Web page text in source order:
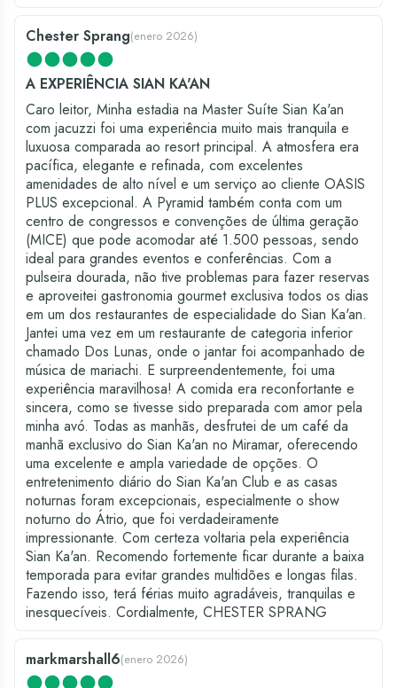
Chester Sprang(enero 2026)
A EXPERIÊNCIA SIAN KA'AN
Caro leitor, Minha estadia na Master Suíte Sian Ka'an
com jacuzzi foi uma experiência muito mais tranquila e
luxuosa comparada ao resort principal. A atmosfera era
pacífica, elegante e refinada, com excelentes
amenidades de alto nível e um serviço ao cliente OASIS
PLUS excepcional. A Pyramid também conta com um
centro de congressos e convenções de última geração
(MICE) que pode acomodar até 1.500 pessoas, sendo
ideal para grandes eventos e conferências. Com a
pulseira dourada, não tive problemas para fazer reservas
e aproveitei gastronomia gourmet exclusiva todos os dias
em um dos restaurantes de especialidade do Sian Ka'an.
Jantei uma vez em um restaurante de categoria inferior
chamado Dos Lunas, onde o jantar foi acompanhado de
música de mariachi. E surpreendentemente, foi uma
experiência maravilhosa! A comida era reconfortante e
sincera, como se tivesse sido preparada com amor pela
minha avó. Todas as manhãs, desfrutei de um café da
manhã exclusivo do Sian Ka'an no Miramar, oferecendo
uma excelente e ampla variedade de opções. O
entretenimento diário do Sian Ka'an Club e as casas
noturnas foram excepcionais, especialmente o show
noturno do Átrio, que foi verdadeiramente
impressionante. Com certeza voltaria pela experiência
Sian Ka'an. Recomendo fortemente ficar durante a baixa
temporada para evitar grandes multidões e longas filas.
Fazendo isso, terá férias muito agradáveis, tranquilas e
inesquecíveis. Cordialmente, CHESTER SPRANG
markmarshall6(enero 2026)